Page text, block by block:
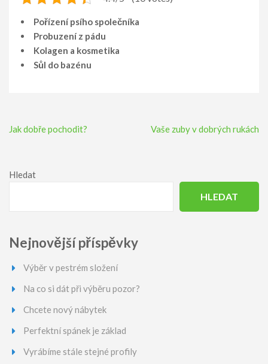
Pořízení psího společníka
Probuzení z pádu
Kolagen a kosmetika
Sůl do bazénu
Navigace
Jak dobře pochodit? Vaše zuby v dobrých rukách
Hledat
HLEDAT
Nejnovější příspěvky
Výběr v pestrém složení
Na co si dát při výběru pozor?
Chcete nový nábytek
Perfektní spánek je základ
Vyrábíme stále stejné profily